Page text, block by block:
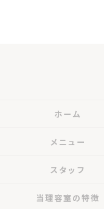
ホーム
メニュー
スタッフ
当理容室の特徴